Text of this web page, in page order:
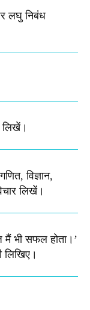
लघु निबंध
लिखें।
विज्ञान,
लिखें।
मैं भी सफल होता।’
लिखिए।